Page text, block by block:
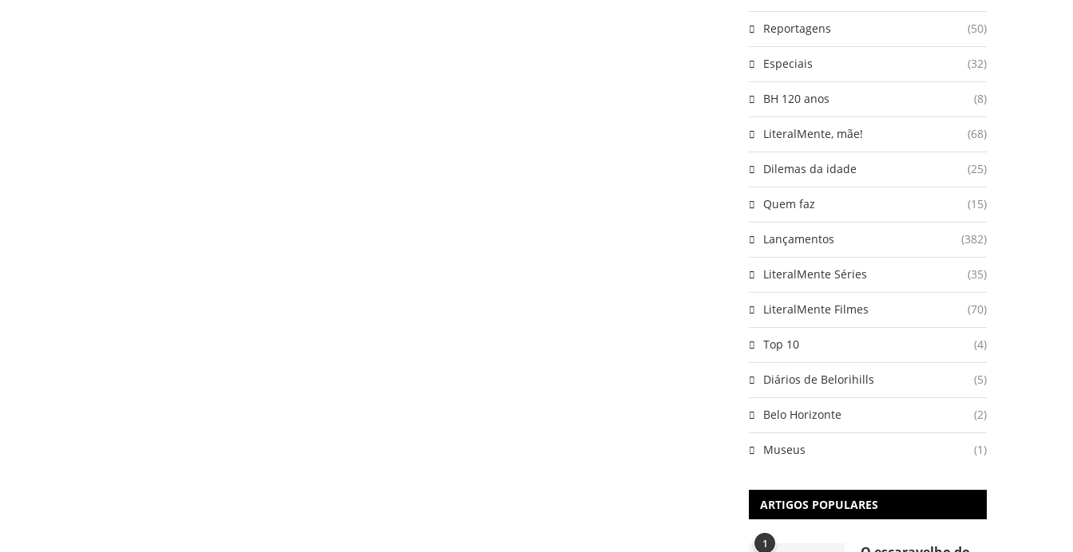
Reportagens (50)
Especiais (32)
BH 120 anos (8)
LiteralMente, mãe! (68)
Dilemas da idade (25)
Quem faz (15)
Lançamentos (382)
LiteralMente Séries (35)
LiteralMente Filmes (70)
Top 10 (4)
Diários de Belorihills (5)
Belo Horizonte (2)
Museus (1)
ARTIGOS POPULARES
1